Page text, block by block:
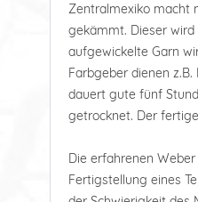
Zentralmexiko macht
gekämmt. Dieser wird
aufgewickelte Garn
Farbgeber dienen
dauert gute fünf
getrocknet. Der
Die erfahrenen
Fertigstellung eines